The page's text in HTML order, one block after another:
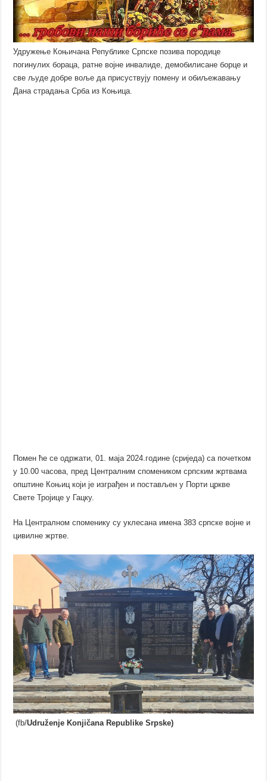
Удружење Коњичана Републике Српске позива породице
погинулих бораца, ратне војне инвалиде, демобилисане борце и
све људе добре воље да присуствују помену и обиљежавању
Дана страдања Срба из Коњица.
Помен ће се одржати, 01. маја 2024.године (сриједа) са почетком
у 10.00 часова, пред Централним спомеником српским жртвама
општине Коњиц који је изграђен и постављен у Порти цркве
Свете Тројице у Гацку.
На Централном споменику су уклесана имена 383 српске војне и
цивилне жртве.
(fb/Udruženje Konjičana Republike Srpske)